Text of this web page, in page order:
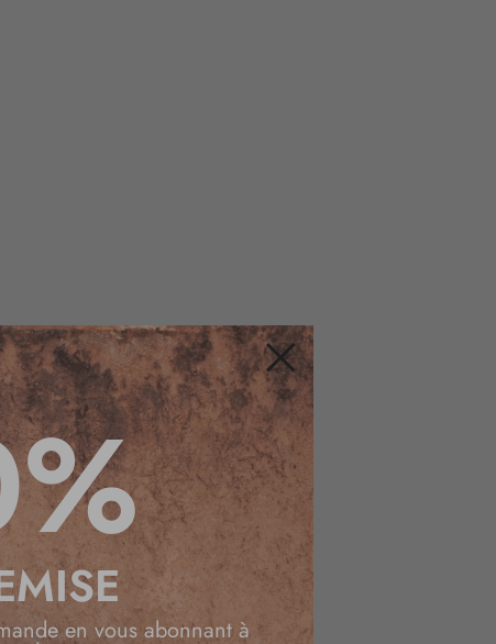
des tailles de pantalon pour femme.
Fermer
en vous abonnant à